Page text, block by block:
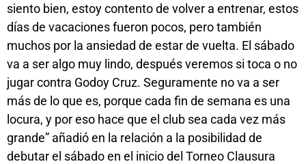
siento bien, estoy contento de volver a entrenar, estos
días de vacaciones fueron pocos, pero también
muchos por la ansiedad de estar de vuelta. El sábado
va a ser algo muy lindo, después veremos si toca o no
jugar contra Godoy Cruz. Seguramente no va a ser
más de lo que es, porque cada fin de semana es una
locura, y por eso hace que el club sea cada vez más
grande” añadió en la relación a la posibilidad de
debutar el sábado en el inicio del Torneo Clausura